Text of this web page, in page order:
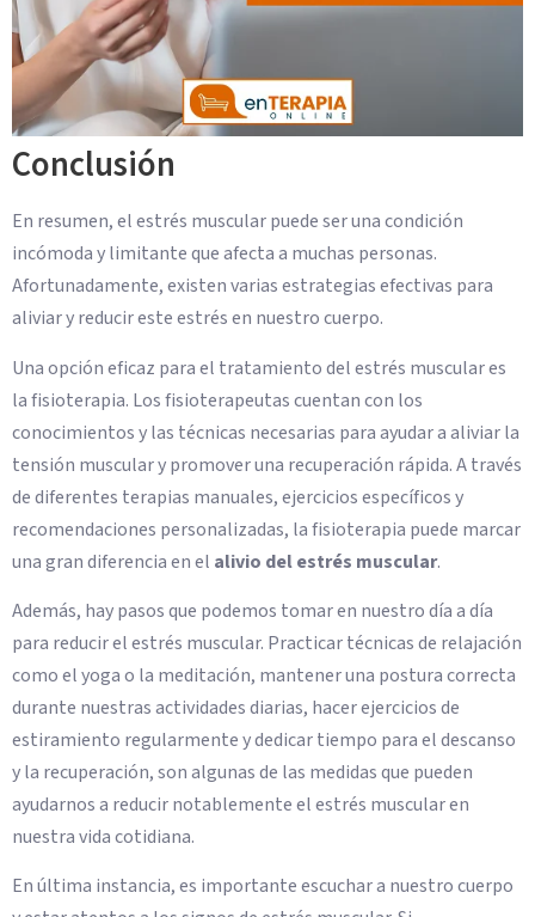
Conclusión
En resumen, el estrés muscular puede ser una condición
incómoda y limitante que afecta a muchas personas.
Afortunadamente, existen varias estrategias efectivas para
aliviar y reducir este estrés en nuestro cuerpo.
Una opción eficaz para el tratamiento del estrés muscular es
la fisioterapia. Los fisioterapeutas cuentan con los
conocimientos y las técnicas necesarias para ayudar a aliviar la
tensión muscular y promover una recuperación rápida. A través
de diferentes terapias manuales, ejercicios específicos y
recomendaciones personalizadas, la fisioterapia puede marcar
una gran diferencia en el alivio del estrés muscular.
Además, hay pasos que podemos tomar en nuestro día a día
para reducir el estrés muscular. Practicar técnicas de relajación
como el yoga o la meditación, mantener una postura correcta
durante nuestras actividades diarias, hacer ejercicios de
estiramiento regularmente y dedicar tiempo para el descanso
y la recuperación, son algunas de las medidas que pueden
ayudarnos a reducir notablemente el estrés muscular en
nuestra vida cotidiana.
En última instancia, es importante escuchar a nuestro cuerpo